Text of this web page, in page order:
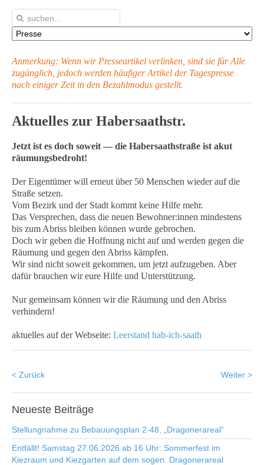
Anmerkung: Wenn wir Presseartikel verlinken, sind sie für Alle
zugänglich, jedoch werden häufiger Artikel der Tagespresse
nach einiger Zeit in den Bezahlmodus gestellt.
Aktuelles zur Habersaathstr.
Jetzt ist es doch soweit — die Habersaathstraße ist akut
räumungsbedroht!
Der Eigentümer will erneut über 50 Menschen wieder auf die
Straße setzen.
Vom Bezirk und der Stadt kommt keine Hilfe mehr.
Das Versprechen, dass die neuen Bewohner:innen mindestens
bis zum Abriss bleiben können wurde gebrochen.
Doch wir geben die Hoffnung nicht auf und werden gegen die
Räumung und gegen den Abriss kämpfen.
Wir sind nicht soweit gekommen, um jetzt aufzugeben. Aber
dafür brauchen wir eure Hilfe und Unterstützung.
Nur gemeinsam können wir die Räumung und den Abriss
verhindern!
aktuelles auf der Webseite: Leerstand hab-ich-saath
< Zurück Weiter >
Neueste Beiträge
Stellungnahme zu Bebauungsplan 2-48, „Dragonerareal“
Entfällt! Samstag 27.06.2026 ab 16 Uhr: Sommerfest im
Kiezraum und Kiezgarten auf dem sogen. Dragonerareal